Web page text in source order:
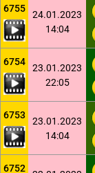
6755
24.01.2023
14:04
6754
23.01.2023
22:05
6753
23.01.2023
14:04
6752